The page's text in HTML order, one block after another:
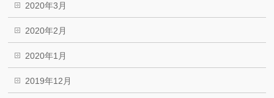
2020年3月
2020年2月
2020年1月
2019年12月